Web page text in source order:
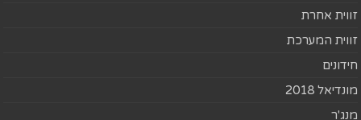
זווית אחרת
זווית המערכת
חידונים
מונדיאל 2018
מנג'ר